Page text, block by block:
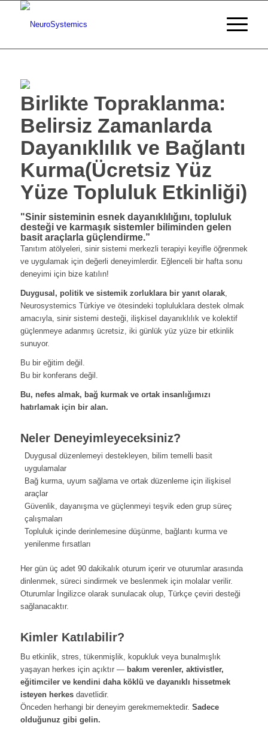
Birlikte Topraklanma:
Belirsiz Zamanlarda
Dayanıklılık ve Bağlantı
Kurma(Ücretsiz Yüz
Yüze Topluluk Etkinliği)
"Sinir sisteminin esnek dayanıklılığını, topluluk
desteği ve karmaşık sistemler biliminden gelen
basit araçlarla güçlendirme.”
Tanıtım atölyeleri, sinir sistemi merkezli terapiyi keyifle öğrenmek
ve uygulamak için değerli deneyimlerdir. Eğlenceli bir hafta sonu
deneyimi için bize katılın!
Duygusal, politik ve sistemik zorluklara bir yanıt olarak,
Neurosystemics Türkiye ve ötesindeki topluluklara destek olmak
amacıyla, sinir sistemi desteği, ilişkisel dayanıklılık ve kolektif
güçlenmeye adanmış ücretsiz, iki günlük yüz yüze bir etkinlik
sunuyor.
Bu bir eğitim değil.
Bu bir konferans değil.
Bu, nefes almak, bağ kurmak ve ortak insanlığımızı
hatırlamak için bir alan.
Neler Deneyimleyeceksiniz?
Duygusal düzenlemeyi destekleyen, bilim temelli basit
uygulamalar
Bağ kurma, uyum sağlama ve ortak düzenleme için ilişkisel
araçlar
Güvenlik, dayanışma ve güçlenmeyi teşvik eden grup süreç
çalışmaları
Topluluk içinde derinlemesine düşünme, bağlantı kurma ve
yenilenme fırsatları
Her gün üç adet 90 dakikalık oturum içerir ve oturumlar arasında
dinlenmek, süreci sindirmek ve beslenmek için molalar verilir.
Oturumlar İngilizce olarak sunulacak olup, Türkçe çeviri desteği
sağlanacaktır.
Kimler Katılabilir?
Bu etkinlik, stres, tükenmişlik, kopukluk veya bunalmışlık
yaşayan herkes için açıktır — bakım verenler, aktivistler,
eğitimciler ve kendini daha köklü ve dayanıklı hissetmek
isteyen herkesdavetlidir.
Önceden herhangi bir deneyim gerekmemektedir. Sadece
olduğunuz gibi gelin.